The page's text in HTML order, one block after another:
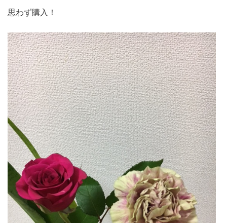
思わず購入！